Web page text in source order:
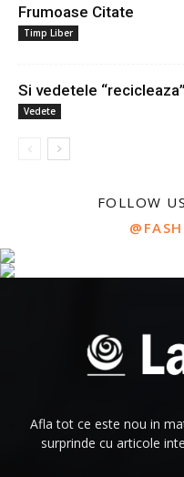
Frumoase Citate
Timp Liber
Si vedetele
Vedete
FOLLOW
Afla tot ce este nou in
surprinde cu articole